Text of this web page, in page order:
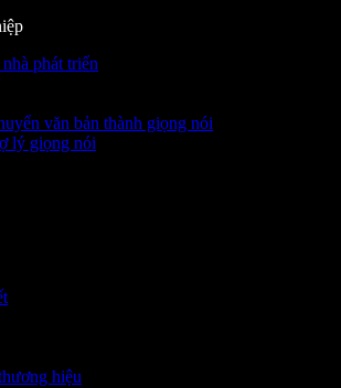
phát triển
văn bản thành giọng nói
lý giọng nói
hiệu